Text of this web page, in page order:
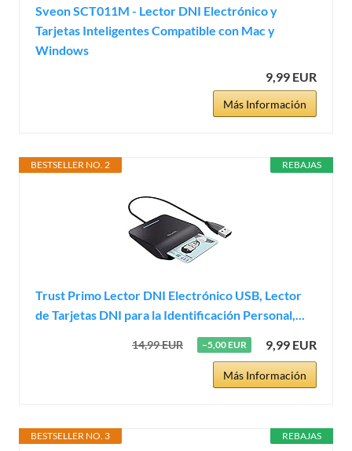
Sveon SCT011M - Lector DNI Electrónico y
Tarjetas Inteligentes Compatible con Mac y
Windows
9,99 EUR
Más Información
REBAJAS
BESTSELLER NO. 2
Trust Primo Lector DNI Electrónico USB, Lector
de Tarjetas DNI para la Identificación Personal,...
14,99 EUR −5,00 EUR 9,99 EUR
Más Información
REBAJAS
BESTSELLER NO. 3